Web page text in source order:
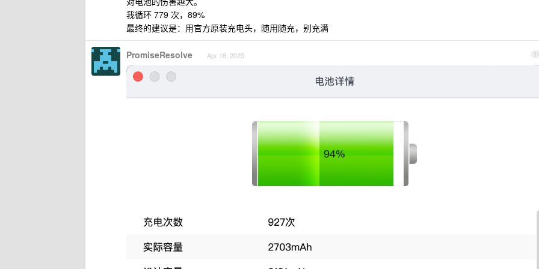
我循环 779 次，89%
最终的建议是：用官方原装充电头，随用随充，别充满
31
PromiseResolve Apr 18, 2025